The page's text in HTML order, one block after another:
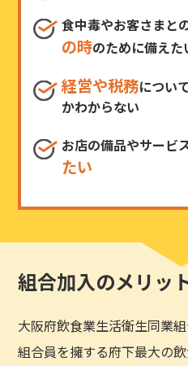
食中毒やお客さまと
の時のために備えた
経営や税務につい
かわからない
お店の備品やサービ
たい
組合加入のメリッ
大阪府飲食業生活衛生同業
組合員を擁する府下最大の